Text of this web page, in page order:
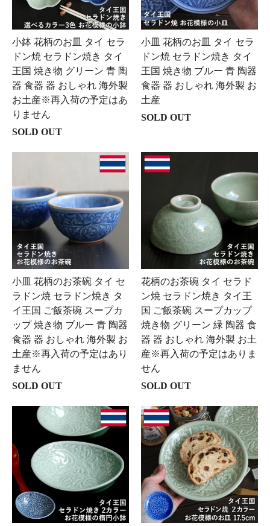
小鉢 花柄のお皿 タイ セラ
ドン焼 セラドン焼き タイ
王国 焼き物 グリーン 青 陶
器 食器 器 おしゃれ 海外製
お土産※再入荷の予定はあ
りません
SOLD OUT
小皿 花柄のお皿 タイ セラ
ドン焼 セラドン焼き タイ
王国 焼き物 ブルー 青 陶器
食器 器 おしゃれ 海外製 お
土産
SOLD OUT
小皿 花柄のお茶碗 タイ セ
ラドン焼 セラドン焼き タ
イ王国 ご飯茶碗 スープカ
ップ 焼き物 ブルー 青 陶器
食器 器 おしゃれ 海外製 お
土産※再入荷の予定はあり
ません
SOLD OUT
花柄のお茶碗 タイ セラド
ン焼 セラドン焼き タイ王
国 ご飯茶碗 スープカップ
焼き物 グリーン 緑 陶器 食
器 器 おしゃれ 海外製 お土
産※再入荷の予定はありま
せん
SOLD OUT